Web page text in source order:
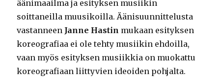
äänimaailma ja esityksen musiikin
soittaneilla muusikoilla. Äänisuunnittelusta
vastanneen Janne Hastin mukaan esityksen
koreografiaa ei ole tehty musiikin ehdoilla,
vaan myös esityksen musiikkia on muokattu
koreografiaan liittyvien ideoiden pohjalta.